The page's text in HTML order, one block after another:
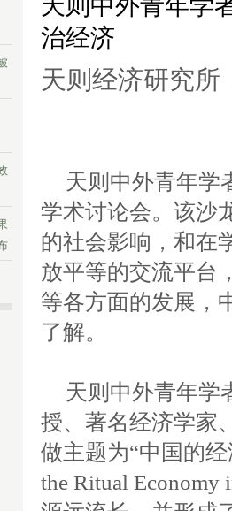
天则中外青年学
治经济
天则经济研究所
天则中外青年学
学术讨论会。该沙
的社会影响，和在
放平等的交流平台
等各方面的发展，
了解。
天则中外青年学
授、著名经济学家
做主题为“中国的
the Ritual Economy